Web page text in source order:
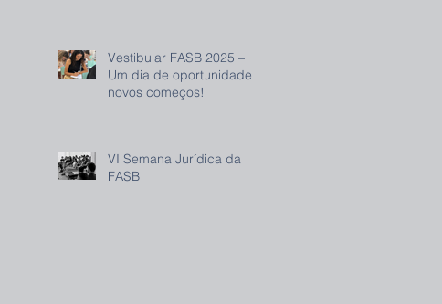
Vestibular FASB 2025 –
Um dia de oportunidade e
novos começos!
VI Semana Jurídica da
FASB